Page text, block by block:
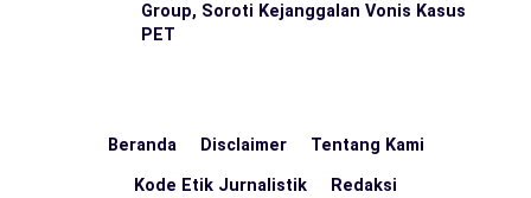
Group, Soroti Kejanggalan Vonis Kasus
PET
Beranda Disclaimer Tentang Kami
Kode Etik Jurnalistik Redaksi